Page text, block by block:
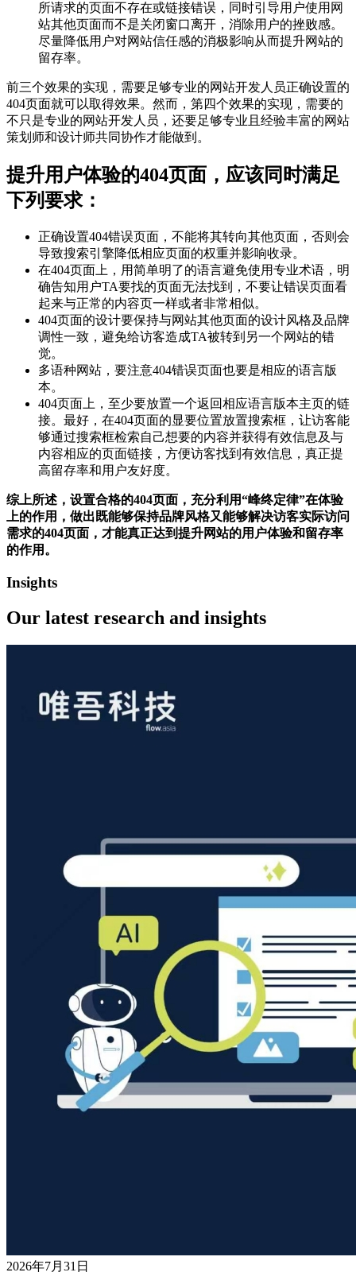
所请求的页面不存在或链接错误，同时引导用户使用网
站其他页面而不是关闭窗口离开，消除用户的挫败感。
尽量降低用户对网站信任感的消极影响从而提升网站的
留存率。
前三个效果的实现，需要足够专业的网站开发人员正确设置的
404页面就可以取得效果。然而，第四个效果的实现，需要的
不只是专业的网站开发人员，还要足够专业且经验丰富的网站
策划师和设计师共同协作才能做到。
提升用户体验的404页面，应该同时满足
下列要求：
正确设置404错误页面，不能将其转向其他页面，否则会
导致搜索引擎降低相应页面的权重并影响收录。
在404页面上，用简单明了的语言避免使用专业术语，明
确告知用户TA要找的页面无法找到，不要让错误页面看
起来与正常的内容页一样或者非常相似。
404页面的设计要保持与网站其他页面的设计风格及品牌
调性一致，避免给访客造成TA被转到另一个网站的错
觉。
多语种网站，要注意404错误页面也要是相应的语言版
本。
404页面上，至少要放置一个返回相应语言版本主页的链
接。最好，在404页面的显要位置放置搜索框，让访客能
够通过搜索框检索自己想要的内容并获得有效信息及与
内容相应的页面链接，方便访客找到有效信息，真正提
高留存率和用户友好度。
综上所述，设置合格的404页面，充分利用“峰终定律”在体验
上的作用，做出既能够保持品牌风格又能够解决访客实际访问
需求的404页面，才能真正达到提升网站的用户体验和留存率
的作用。
Insights
Our latest research and insights
2026年7月31日